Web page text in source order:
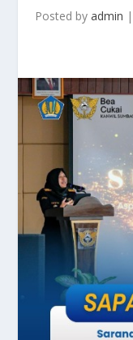
Posted by admin |